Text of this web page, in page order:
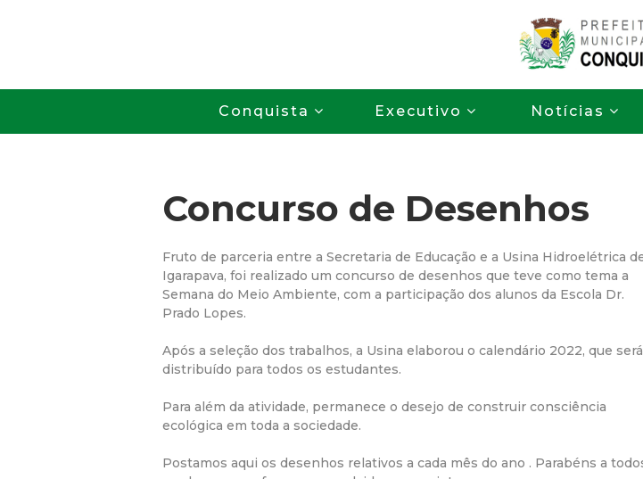
para
o
conteúdo
principal
P
r
f
e
i
t
u
Conquista Executivo Notícias
Concurso de Desenhos
Fruto de parceria entre a Secretaria de Educação e a Usina Hidroelétrica
Igarapava, foi realizado um concurso de desenhos que teve como tema a
Semana do Meio Ambiente, com a participação dos alunos da Escola Dr.
Prado Lopes.
Após a seleção dos trabalhos, a Usina elaborou o calendário 2022, que será
distribuído para todos os estudantes.
Para além da atividade, permanece o desejo de construir consciência
ecológica em toda a sociedade.
Postamos aqui os desenhos relativos a cada mês do ano . Parabéns a